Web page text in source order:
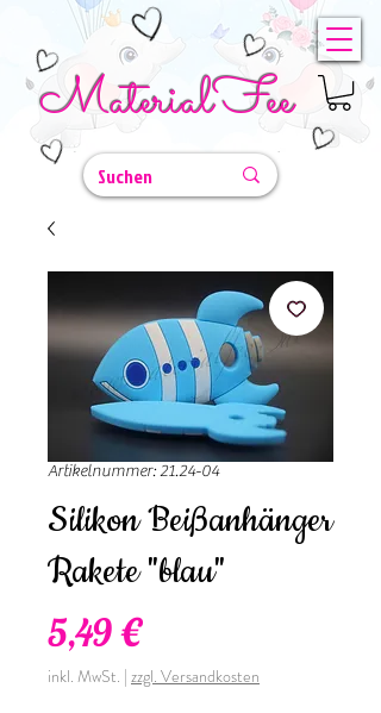
MaterialFee
Artikelnummer: 21.24-04
Silikon Beißanhänger
Rakete "blau"
5,49 €Preis
inkl. MwSt. | zzgl. Versandkosten